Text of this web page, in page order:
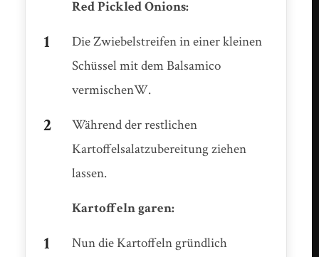
Red Pickled Onions:
Die Zwiebelstreifen in einer kleinen
Schüssel mit dem Balsamico
vermischenW.
Während der restlichen
Kartoffelsalatzubereitung ziehen
lassen.
Kartoffeln garen:
Nun die Kartoffeln gründlich